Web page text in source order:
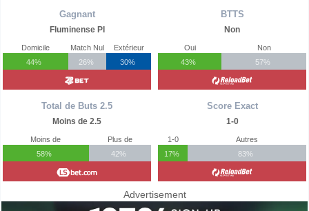
Gagnant
Fluminense PI
Domicile
44%
Match Nul
26%
Extérieur
30%
Total de Buts 2.5
Moins de 2.5
Moins de
58%
Plus de
42%
BTTS
Non
Oui
43%
Non
57%
Score Exact
1-0
1-0
17%
Autres
83%
Advertisement